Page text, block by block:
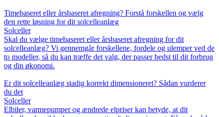
Timebaseret eller årsbaseret afregning? Forstå forskellen og vælg
den rette løsning for dit solcelleanlæg
Solceller
Skal du vælge timebaseret eller årsbaseret afregning for dit
solcelleanlæg? Vi gennemgår forskellene, fordele og ulemper ved de
to modeller, så du kan træffe det valg, der passer bedst til dit forbrug
og din økonomi.
Er dit solcelleanlæg stadig korrekt dimensioneret? Sådan vurderer
du det
Solceller
Elbiler, varmepumper og ændrede elpriser kan betyde, at dit